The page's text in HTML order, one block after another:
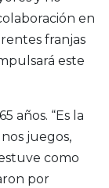
en
franjas
este
años. “Es la
juegos,
como
por